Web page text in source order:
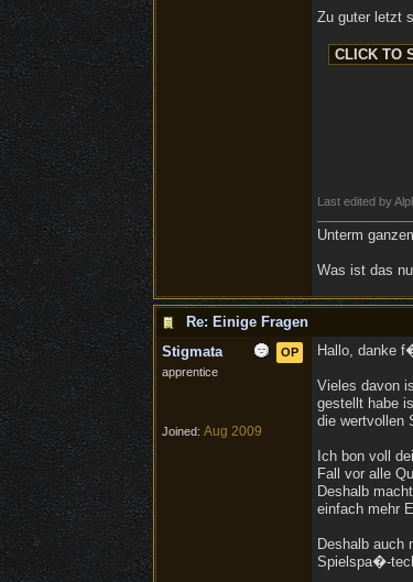
Zu guter letzt
Last edited by
Unterm
Was ist das
Re: Einige Fragen
OP
Stigmata
apprentice
Joined: Aug 2009
Hallo, danke
Vieles davon
gestellt habe
die wertvollen
Ich bon voll
Fall vor alle
Deshalb
einfach mehr
Deshalb auch
Spielspa�-